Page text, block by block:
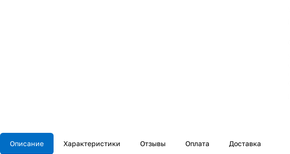
Описание Характеристики Отзывы Оплата Доставка